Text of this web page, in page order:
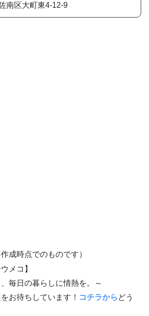
南区大町東4-12-9
成時点でのものです）
メコ】
毎日の暮らしに情熱を。～
お待ちしています！ コチラから どう